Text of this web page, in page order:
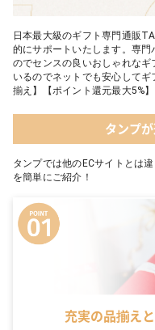
日本最大級のギフト専門通販
的にサポートいたします。専
のでセンスの良いおしゃれな
いるのでネットでも安心して
揃え】【ポイント還元最大5%】
タンプ
タンプでは他のECサイトとは
を簡単にご紹介！
充実の品揃え